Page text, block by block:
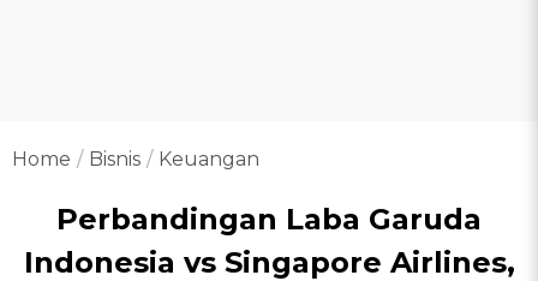
Home Bisnis Keuangan
Perbandingan Laba Garuda
Indonesia vs Singapore Airlines,